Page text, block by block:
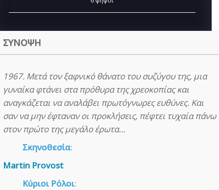
ΣΥΝΟΨΗ
1967. Μετά τον ξαφνικό θάνατο του συζύγου της, μια
γυναίκα φτάνει στα πρόθυρα της χρεοκοπίας και
αναγκάζεται να αναλάβει πρωτόγνωρες ευθύνες. Και
σαν να μην έφταναν οι προκλήσεις, πέφτει τυχαία πάνω
στον πρώτο της μεγάλο έρωτα…
Σκηνοθεσία:
Martin Provost
Κύριοι Ρόλοι: